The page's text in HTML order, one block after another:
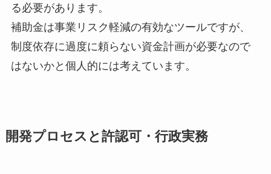
る必要があります。
補助金は事業リスク軽減の有効なツールですが、
制度依存に過度に頼らない資金計画が必要なので
はないかと個人的には考えています。
開発プロセスと許認可・行政実務